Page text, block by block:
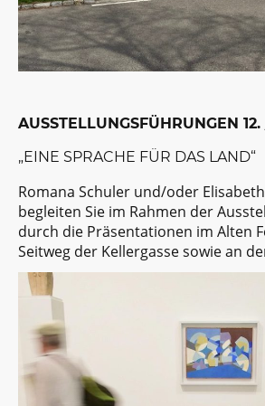
AUSSTELLUNGSFÜHRUNGEN 12.
„EINE SPRACHE FÜR DAS LAND“
Romana Schuler und/oder
begleiten Sie im Rahmen der
durch die Präsentationen im Alten
Seitweg der Kellergasse sowie an